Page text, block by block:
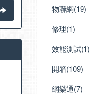
物聯網(19)
修理(1)
效能測試(1)
開箱(109)
網樂通(7)